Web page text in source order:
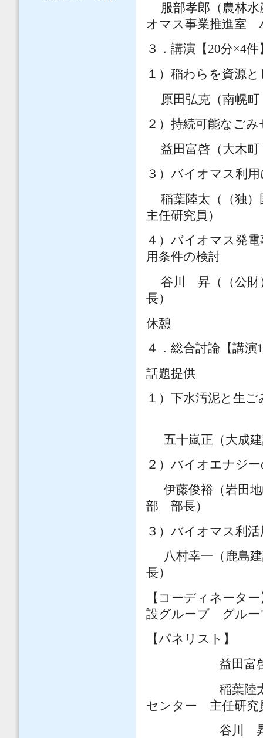
服部孝郎（農林
オマス事業推進室
３．講演【20分×4件
１）稲わらを資
原田弘克（南幌
２）持続可能な
益田富啓（大木
３）バイオマス
稲葉陸太（（独
主任研究員）
４）バイオマス発
用条件の検討
谷川 昇（（公財
長）
休憩
４．総合討論【講演
話題提供
１）下水汚泥と生
五十嵐正（大成
２）バイオエナ
伊藤俊裕（岩田地
部 部長）
３）バイオマス
八村幸一（鹿島
長）
【コーディネー
設グループ グルー
【パネリスト
益田富啓（
稲葉陸太（（
センター 主任
谷川 昇（（公